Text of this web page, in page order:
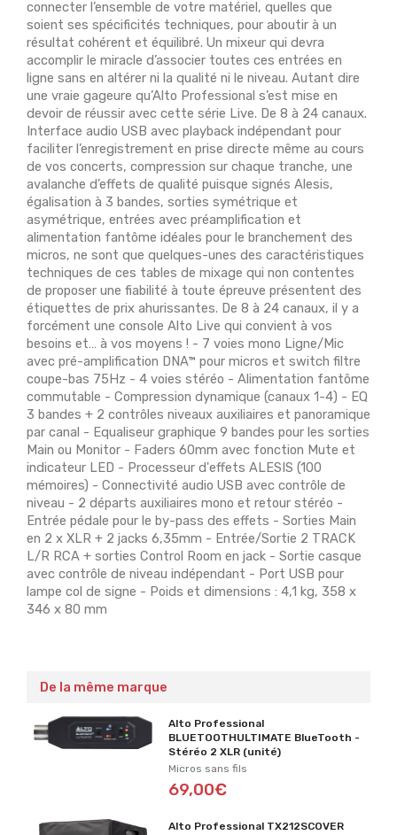
connecter l’ensemble de votre matériel, quelles que
soient ses spécificités techniques, pour aboutir à un
résultat cohérent et équilibré. Un mixeur qui devra
accomplir le miracle d’associer toutes ces entrées en
ligne sans en altérer ni la qualité ni le niveau. Autant dire
une vraie gageure qu’Alto Professional s’est mise en
devoir de réussir avec cette série Live. De 8 à 24 canaux.
Interface audio USB avec playback indépendant pour
faciliter l’enregistrement en prise directe même au cours
de vos concerts, compression sur chaque tranche, une
avalanche d’effets de qualité puisque signés Alesis,
égalisation à 3 bandes, sorties symétrique et
asymétrique, entrées avec préamplification et
alimentation fantôme idéales pour le branchement des
micros, ne sont que quelques-unes des caractéristiques
techniques de ces tables de mixage qui non contentes
de proposer une fiabilité à toute épreuve présentent des
étiquettes de prix ahurissantes. De 8 à 24 canaux, il y a
forcément une console Alto Live qui convient à vos
besoins et… à vos moyens ! - 7 voies mono Ligne/Mic
avec pré-amplification DNA™ pour micros et switch filtre
coupe-bas 75Hz - 4 voies stéréo - Alimentation fantôme
commutable - Compression dynamique (canaux 1-4) - EQ
3 bandes + 2 contrôles niveaux auxiliaires et panoramique
par canal - Equaliseur graphique 9 bandes pour les sorties
Main ou Monitor - Faders 60mm avec fonction Mute et
indicateur LED - Processeur d'effets ALESIS (100
mémoires) - Connectivité audio USB avec contrôle de
niveau - 2 départs auxiliaires mono et retour stéréo -
Entrée pédale pour le by-pass des effets - Sorties Main
en 2 x XLR + 2 jacks 6,35mm - Entrée/Sortie 2 TRACK
L/R RCA + sorties Control Room en jack - Sortie casque
avec contrôle de niveau indépendant - Port USB pour
lampe col de signe - Poids et dimensions : 4,1 kg, 358 x
346 x 80 mm
De la même marque
Alto Professional
BLUETOOTHULTIMATE BlueTooth -
Stéréo 2 XLR (unité)
Micros sans fils
69,00€
Alto Professional TX212SCOVER